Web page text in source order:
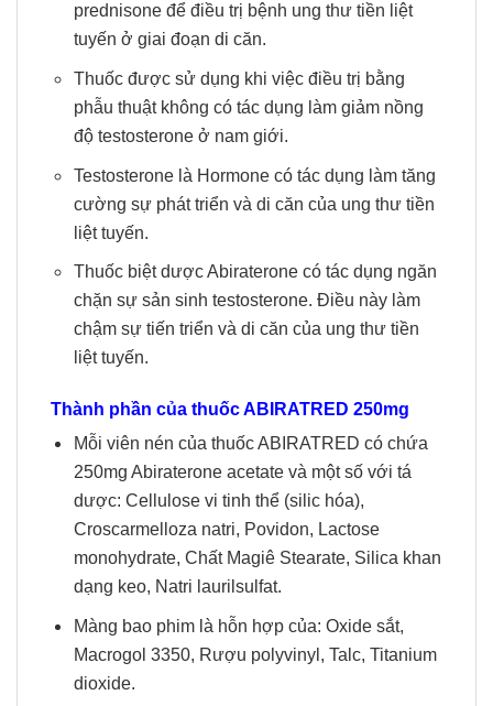
prednisone để điều trị bệnh ung thư tiền liệt
tuyến ở giai đoạn di căn.
Thuốc được sử dụng khi việc điều trị bằng
phẫu thuật không có tác dụng làm giảm nồng
độ testosterone ở nam giới.
Testosterone là Hormone có tác dụng làm tăng
cường sự phát triển và di căn của ung thư tiền
liệt tuyến.
Thuốc biệt dược Abiraterone có tác dụng ngăn
chặn sự sản sinh testosterone. Điều này làm
chậm sự tiến triển và di căn của ung thư tiền
liệt tuyến.
Thành phần của thuốc ABIRATRED 250mg
Mỗi viên nén của thuốc ABIRATRED có chứa
250mg Abiraterone acetate và một số với tá
dược: Cellulose vi tinh thể (silic hóa),
Croscarmelloza natri, Povidon, Lactose
monohydrate, Chất Magiê Stearate, Silica khan
dạng keo, Natri laurilsulfat.
Màng bao phim là hỗn hợp của: Oxide sắt,
Macrogol 3350, Rượu polyvinyl, Talc, Titanium
dioxide.